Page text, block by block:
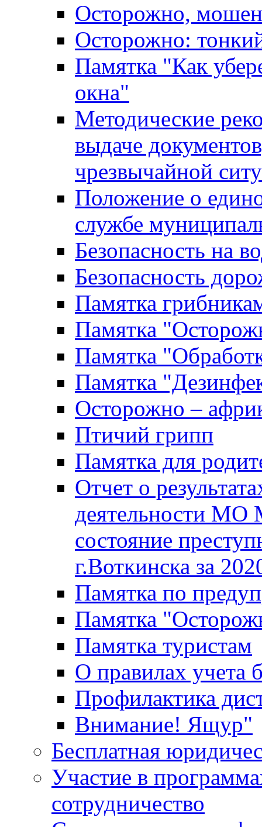
Осторожно,
Осторожно:
Памятка "Как
окна"
Методические
выдаче
чрезвычайной
Положение о
службе
Безопасность на
Безопасность
Памятка
Памятка
Памятка
Памятка
Осторожно –
Птичий грипп
Памятка для
Отчет о
деятельности МО
состояние
г.Воткинска за
Памятка по
Памятка
Памятка туристам
О правилах учета
Профилактика
Внимание! Ящур"
Бесплатная
Участие в
сотрудничество